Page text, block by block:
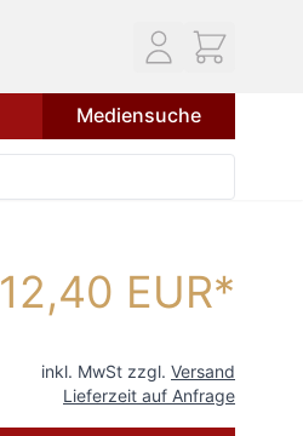
Mediensuche
12,40 EUR
inkl. MwSt zzgl. Versand
Lieferzeit auf Anfrage